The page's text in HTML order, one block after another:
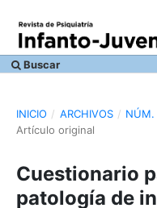
Buscar
INICIO / ARCHIVOS / NÚM.
Artículo original
Cuestionario
patología de